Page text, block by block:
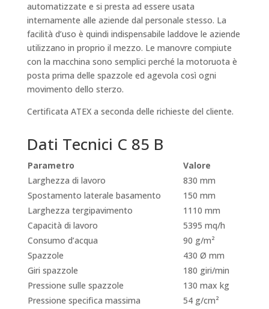
automatizzate e si presta ad essere usata
internamente alle aziende dal personale stesso. La
facilità d’uso è quindi indispensabile laddove le aziende
utilizzano in proprio il mezzo. Le manovre compiute
con la macchina sono semplici perché la motoruota è
posta prima delle spazzole ed agevola così ogni
movimento dello sterzo.
Certificata ATEX a seconda delle richieste del cliente.
Dati Tecnici C 85 B
Parametro
Valore
Larghezza di lavoro
830 mm
Spostamento laterale basamento
150 mm
Larghezza tergipavimento
1110 mm
Capacità di lavoro
5395 mq/h
Consumo d’acqua
90 g/m²
Spazzole
430 Ø mm
Giri spazzole
180 giri/min
Pressione sulle spazzole
130 max kg
Pressione specifica massima
54 g/cm²